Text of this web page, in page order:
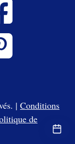
| Conditions
de